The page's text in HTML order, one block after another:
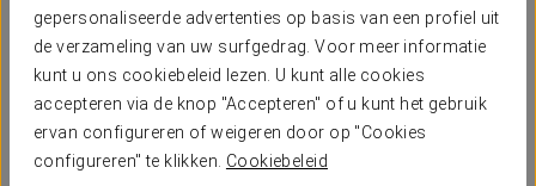
gepersonaliseerde advertenties op basis van een profiel uit
de verzameling van uw surfgedrag. Voor meer informatie
kunt u ons cookiebeleid lezen. U kunt alle cookies
accepteren via de knop "Accepteren" of u kunt het gebruik
ervan configureren of weigeren door op "Cookies
configureren" te klikken. Cookiebeleid
Het Eurostars Zaragoza Hotel biedt een diverse selectie van
kamers die zijn ontworpen om het maximale comfort en rust
voor onze gasten te bieden. Met verschillende configuraties
die aan verschillende behoeften voldoen, is elke ruimte
ontworpen om een gezellige en functionele ervaring te bieden.
Of het nu gaat om korte of lange verblijven, onze gasten zullen
genieten van een rustige en comfortabele omgeving, ideaal om